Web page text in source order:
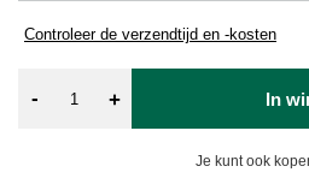
Controleer de verzendtijd en -kosten
- + In
Je kunt ook